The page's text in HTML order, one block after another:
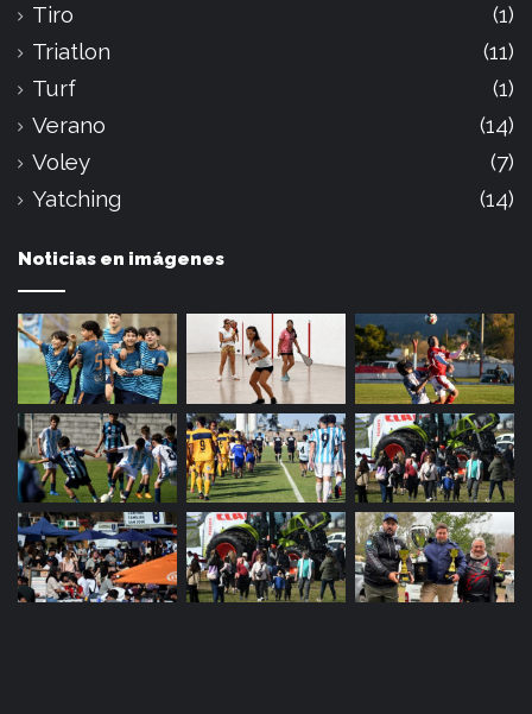
Tiro
(1)
Triatlon
(11)
Turf
(1)
Verano
(14)
Voley
(7)
Yatching
(14)
Noticias en imágenes